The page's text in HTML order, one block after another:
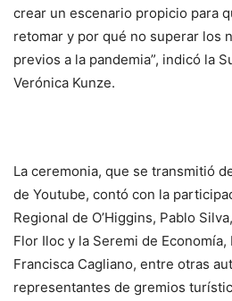
crear un escenario propicio para
retomar y por qué no superar los
previos a la pandemia”, indicó la
Verónica Kunze.
La ceremonia, que se transmitió
de Youtube, contó con la
Regional de O’Higgins, Pablo
Flor Iloc y la Seremi de
Francisca Cagliano, entre otras
representantes de gremios